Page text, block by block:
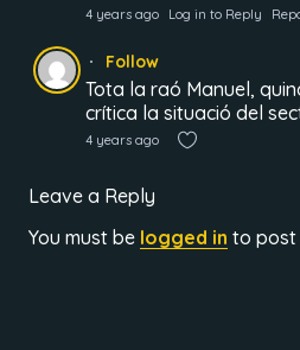
4 years ago Log in to Reply
Follow
Tota la raó Manuel,
crítica la situació del
4 years ago
Leave a Reply
You must be logged in to post